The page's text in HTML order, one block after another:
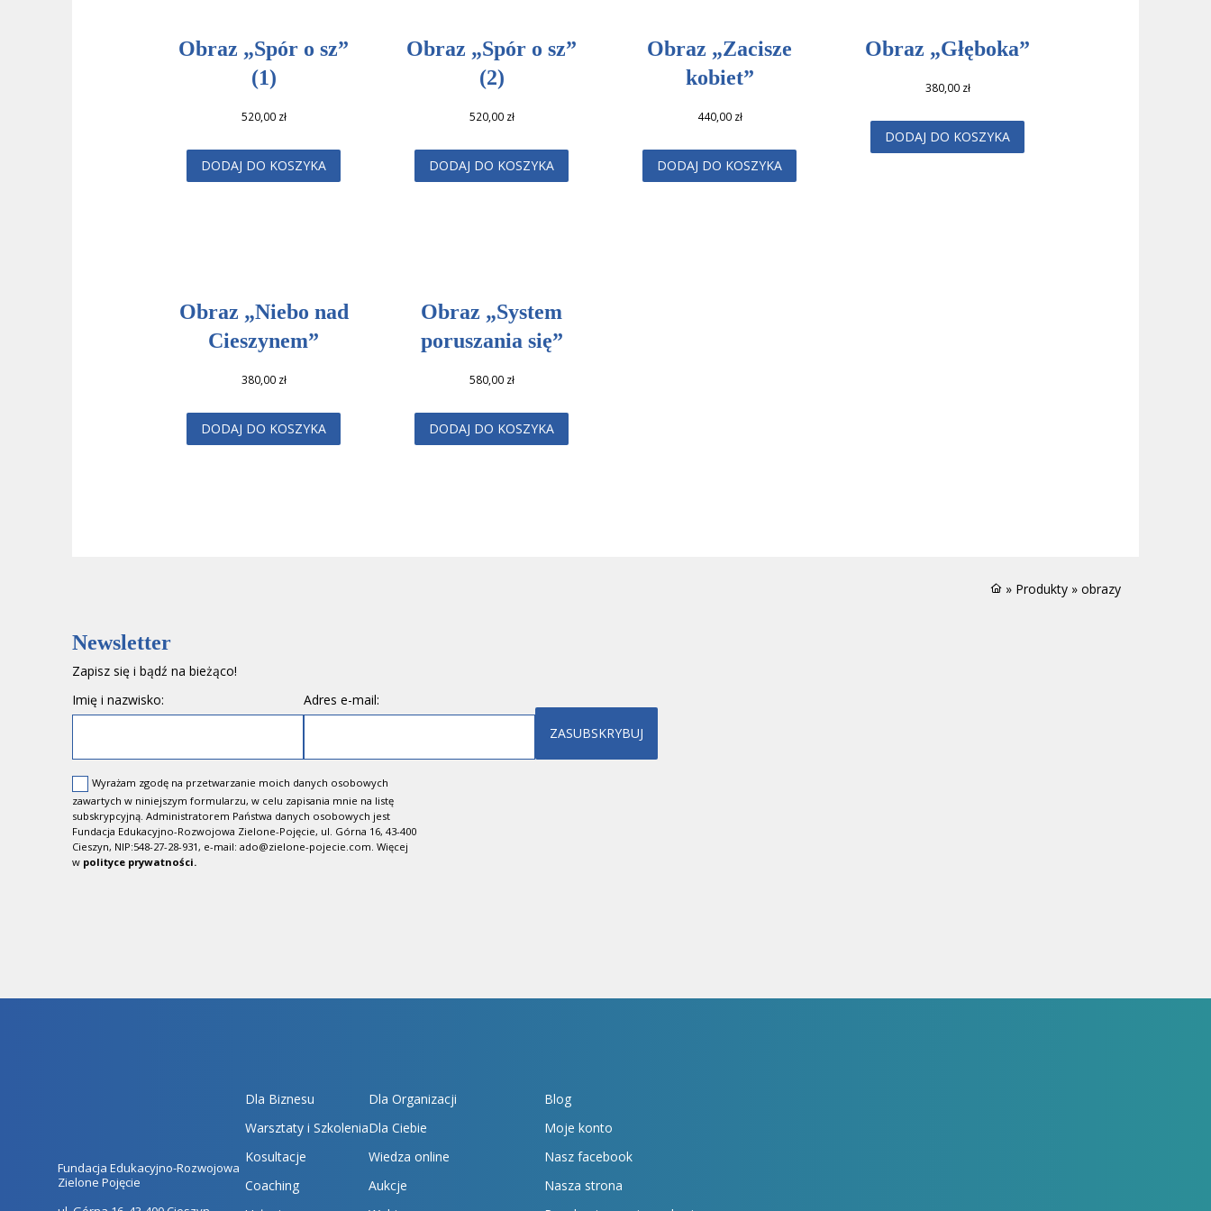
Obraz „Spór o sz”
(1)
520,00 zł
DODAJ DO KOSZYKA
Obraz „Spór o sz”
(2)
520,00 zł
DODAJ DO KOSZYKA
Obraz „Zacisze
kobiet”
440,00 zł
DODAJ DO KOSZYKA
Obraz „Głęboka”
380,00 zł
DODAJ DO KOSZYKA
Obraz „Niebo nad
Cieszynem”
380,00 zł
DODAJ DO KOSZYKA
Obraz „System
poruszania się”
580,00 zł
DODAJ DO KOSZYKA
» Produkty » obrazy
Newsletter
Zapisz się i bądź na bieżąco!
Imię i nazwisko:
Adres e-mail:
Wyrażam zgodę na przetwarzanie moich danych osobowych
zawartych w niniejszym formularzu, w celu zapisania mnie na listę
subskrypcyjną. Administratorem Państwa danych osobowych jest
Fundacja Edukacyjno-Rozwojowa Zielone-Pojęcie, ul. Górna 16, 43-400
Cieszyn, NIP:548-27-28-931, e-mail: ado@zielone-pojecie.com. Więcej
w polityce prywatności.
Fundacja Edukacyjno-Rozwojowa
Zielone Pojęcie
Dla Biznesu
Warsztaty i Szkolenia
Kosultacje
Coaching
Dla Organizacji
Dla Ciebie
Wiedza online
Aukcje
Blog
Moje konto
Nasz facebook
Nasza strona